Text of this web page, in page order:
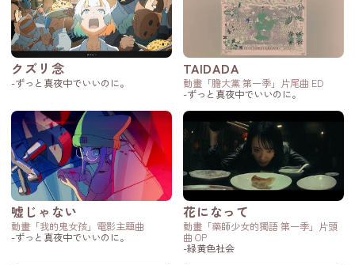
クズリ念
-ずっと真夜中でいいのに。
TAIDADA
動畫「膽大黨 第一季」片尾曲 ED
-ずっと真夜中でいいのに。
嘘じゃない
動畫「我的鬼女孩」電影主題曲
-ずっと真夜中でいいのに。
花になって
動畫「藥師少女的獨語 第一季」片頭
曲 OP
-緑黄色社会